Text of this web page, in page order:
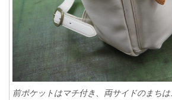
前ポケットはマチ付き、両サイドのまち